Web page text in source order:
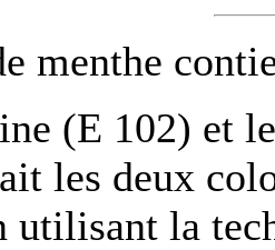
menthe
(E 102) et
les deux
utilisant la